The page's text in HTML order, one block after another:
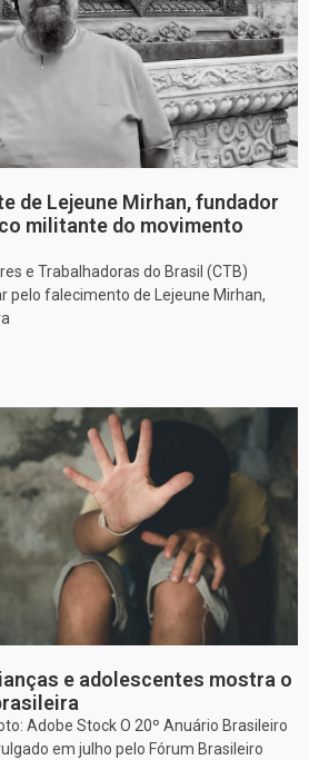
de Lejeune Mirhan, fundador
militante do movimento
e Trabalhadoras do Brasil (CTB)
pelo falecimento de Lejeune Mirhan,
e adolescentes mostra o
Adobe Stock O 20º Anuário Brasileiro
em julho pelo Fórum Brasileiro